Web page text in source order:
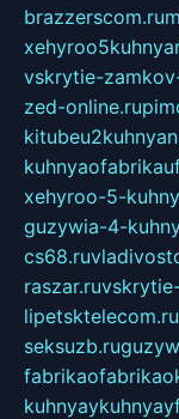
brazzerscom.ru
vskrytie-
zed-online.ru
xehyroo-5-
guzywia-4-
cs68.ru
raszar.ru
lipetsktelecom.ru
seksuzb.ru